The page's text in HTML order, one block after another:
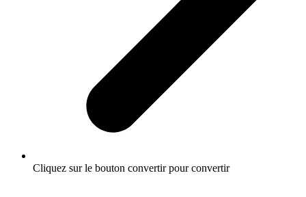
Cliquez sur le bouton convertir pour convertir